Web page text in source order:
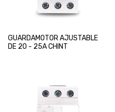
GUARDAMOTOR AJUSTABLE
DE 20 - 25A CHINT